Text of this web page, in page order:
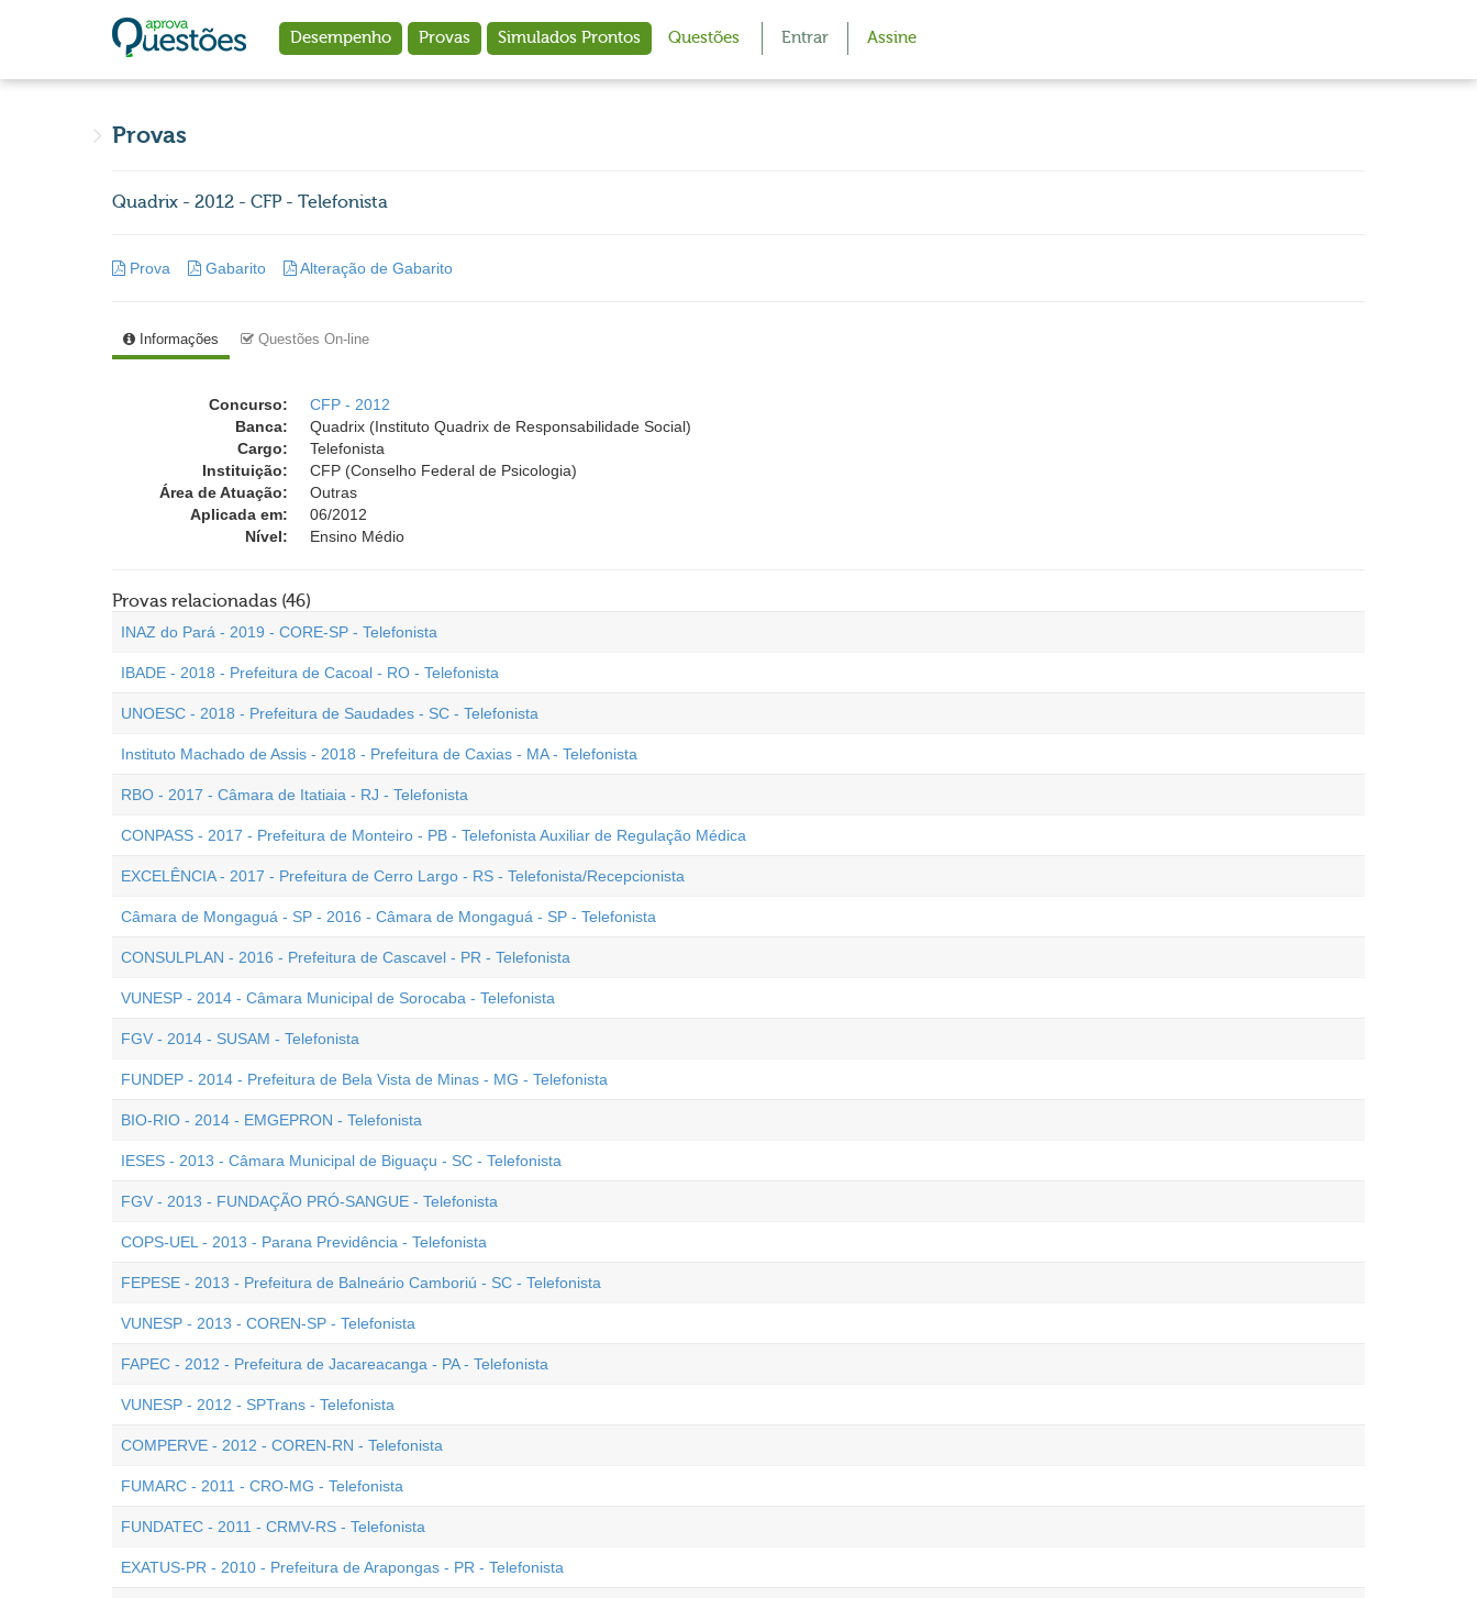
Desempenho Provas Simulados Prontos Questões Entrar Assine
Provas
Quadrix - 2012 - CFP - Telefonista
Prova Gabarito Alteração de Gabarito
Informações Questões On-line
Concurso:
CFP - 2012
Banca:
Quadrix (Instituto Quadrix de Responsabilidade Social)
Cargo:
Telefonista
Instituição:
CFP (Conselho Federal de Psicologia)
Área de Atuação:
Outras
Aplicada em:
06/2012
Nível:
Ensino Médio
Provas relacionadas (46)
INAZ do Pará - 2019 - CORE-SP - Telefonista
IBADE - 2018 - Prefeitura de Cacoal - RO - Telefonista
UNOESC - 2018 - Prefeitura de Saudades - SC - Telefonista
Instituto Machado de Assis - 2018 - Prefeitura de Caxias - MA - Telefonista
RBO - 2017 - Câmara de Itatiaia - RJ - Telefonista
CONPASS - 2017 - Prefeitura de Monteiro - PB - Telefonista Auxiliar de Regulação Médica
EXCELÊNCIA - 2017 - Prefeitura de Cerro Largo - RS - Telefonista/Recepcionista
Câmara de Mongaguá - SP - 2016 - Câmara de Mongaguá - SP - Telefonista
CONSULPLAN - 2016 - Prefeitura de Cascavel - PR - Telefonista
VUNESP - 2014 - Câmara Municipal de Sorocaba - Telefonista
FGV - 2014 - SUSAM - Telefonista
FUNDEP - 2014 - Prefeitura de Bela Vista de Minas - MG - Telefonista
BIO-RIO - 2014 - EMGEPRON - Telefonista
IESES - 2013 - Câmara Municipal de Biguaçu - SC - Telefonista
FGV - 2013 - FUNDAÇÃO PRÓ-SANGUE - Telefonista
COPS-UEL - 2013 - Parana Previdência - Telefonista
FEPESE - 2013 - Prefeitura de Balneário Camboriú - SC - Telefonista
VUNESP - 2013 - COREN-SP - Telefonista
FAPEC - 2012 - Prefeitura de Jacareacanga - PA - Telefonista
VUNESP - 2012 - SPTrans - Telefonista
COMPERVE - 2012 - COREN-RN - Telefonista
FUMARC - 2011 - CRO-MG - Telefonista
FUNDATEC - 2011 - CRMV-RS - Telefonista
EXATUS-PR - 2010 - Prefeitura de Arapongas - PR - Telefonista